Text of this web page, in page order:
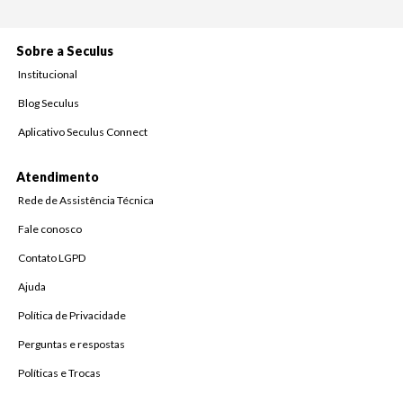
Sobre a Seculus
Institucional
Blog Seculus
Aplicativo Seculus Connect
Atendimento
Rede de Assistência Técnica
Fale conosco
Contato LGPD
Ajuda
Política de Privacidade
Perguntas e respostas
Políticas e Trocas